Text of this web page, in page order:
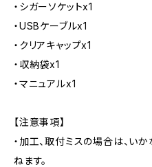
・シガーソケットx1
・USBケーブルx1
・クリアキャップx1
・収納袋x1
・マニュアルx1
【注意事項】
・加工、取付ミスの場合は、い
ねます。